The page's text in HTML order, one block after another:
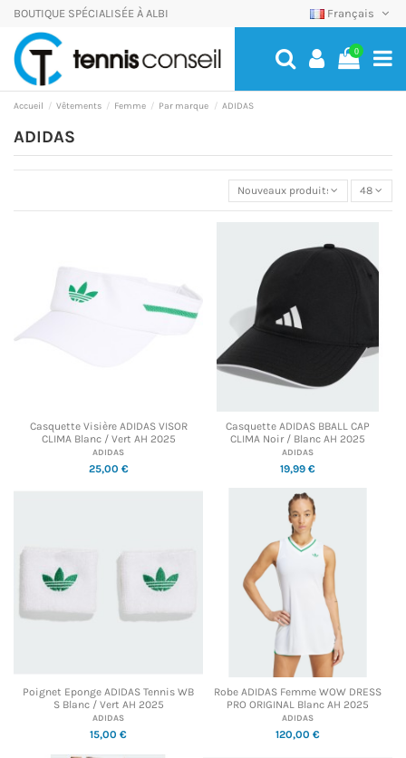
BOUTIQUE SPÉCIALISÉE À ALBI Français
0
Accueil Vêtements Femme Par marque ADIDAS
ADIDAS
Nouveaux produits 48
Casquette Visière ADIDAS VISOR
CLIMA Blanc / Vert AH 2025
ADIDAS
25,00 €
Casquette ADIDAS BBALL CAP
CLIMA Noir / Blanc AH 2025
ADIDAS
19,99 €
Poignet Eponge ADIDAS Tennis WB
S Blanc / Vert AH 2025
ADIDAS
15,00 €
Robe ADIDAS Femme WOW DRESS
PRO ORIGINAL Blanc AH 2025
ADIDAS
120,00 €